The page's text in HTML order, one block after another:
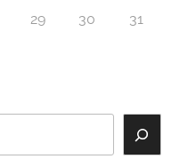
29 30 31